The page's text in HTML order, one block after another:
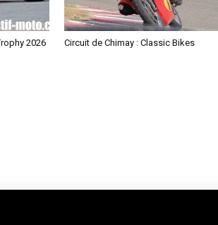
2026 Circuit de Chimay : Classic Bikes